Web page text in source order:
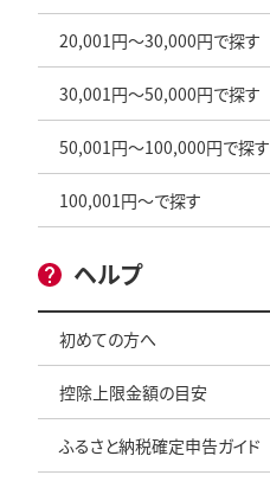
20,001円～30,000円で探す
30,001円～50,000円で探す
50,001円～100,000円で探す
100,001円～で探す
ヘルプ
初めての方へ
控除上限金額の目安
ふるさと納税確定申告ガイド